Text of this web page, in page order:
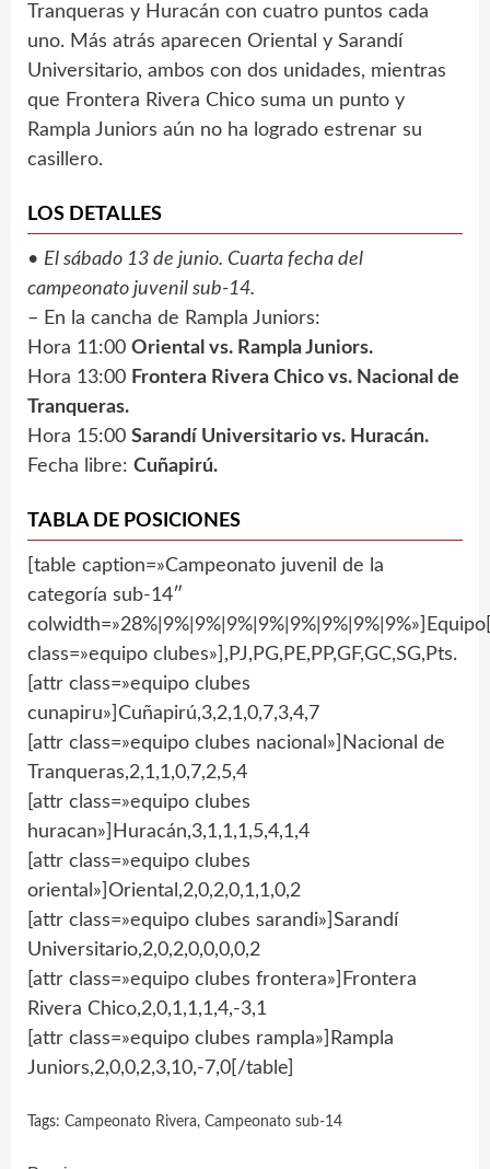
Tranqueras y Huracán con cuatro puntos cada
uno. Más atrás aparecen Oriental y Sarandí
Universitario, ambos con dos unidades, mientras
que Frontera Rivera Chico suma un punto y
Rampla Juniors aún no ha logrado estrenar su
casillero.
LOS DETALLES
• El sábado 13 de junio. Cuarta fecha del
campeonato juvenil sub-14.
– En la cancha de Rampla Juniors:
Hora 11:00 Oriental vs. Rampla Juniors.
Hora 13:00 Frontera Rivera Chico vs. Nacional de
Tranqueras.
Hora 15:00 Sarandí Universitario vs. Huracán.
Fecha libre: Cuñapirú.
TABLA DE POSICIONES
[table caption=»Campeonato juvenil de la
categoría sub-14″
class=»equipo clubes»],PJ,PG,PE,PP,GF,GC,SG,Pts.
[attr class=»equipo clubes
cunapiru»]Cuñapirú,3,2,1,0,7,3,4,7
[attr class=»equipo clubes nacional»]Nacional de
Tranqueras,2,1,1,0,7,2,5,4
[attr class=»equipo clubes
huracan»]Huracán,3,1,1,1,5,4,1,4
[attr class=»equipo clubes
oriental»]Oriental,2,0,2,0,1,1,0,2
[attr class=»equipo clubes sarandi»]Sarandí
Universitario,2,0,2,0,0,0,0,2
[attr class=»equipo clubes frontera»]Frontera
Rivera Chico,2,0,1,1,1,4,-3,1
[attr class=»equipo clubes rampla»]Rampla
Juniors,2,0,0,2,3,10,-7,0[/table]
Tags: Campeonato Rivera, Campeonato sub-14